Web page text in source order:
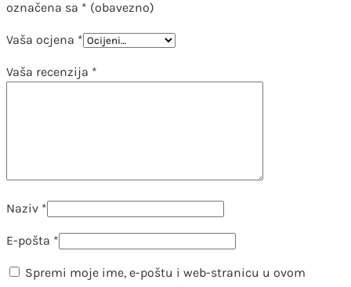
označena sa * (obavezno)
Vaša ocjena *
Vaša recenzija *
Naziv *
E-pošta *
Spremi moje ime, e-poštu i web-stranicu u ovom